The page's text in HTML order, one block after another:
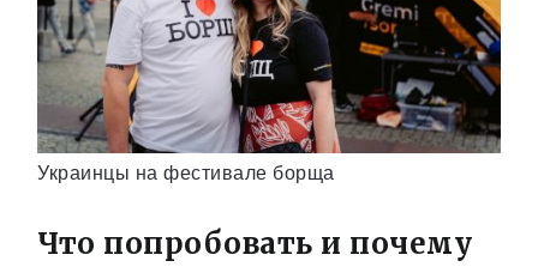
Украинцы на фестивале борща
Что попробовать и почему